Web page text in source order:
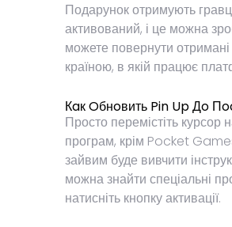
Подарунок отримують
активований, і це можна
можете повернути
країною, в якій працює
Кaк Oбнoвить Pin Up Дo
Просто перемістіть курсор
програм, крім Pocket
зайвим буде вивчити
можна знайти спеціальні
натисніть кнопку активації.